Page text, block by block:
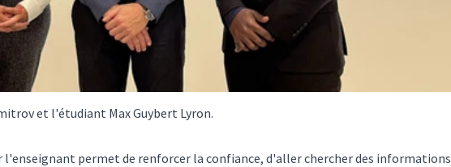
et l'étudiant Max Guybert Lyron.
permet de renforcer la confiance, d'aller chercher des